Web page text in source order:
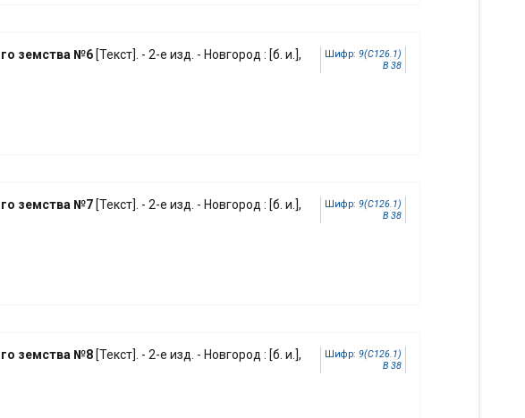
Шифр: 9(С126.1)
В 38
земства №6 [Текст]. - 2-е изд. - Новгород : [б. и.],
Шифр: 9(С126.1)
В 38
земства №7 [Текст]. - 2-е изд. - Новгород : [б. и.],
Шифр: 9(С126.1)
В 38
земства №8 [Текст]. - 2-е изд. - Новгород : [б. и.],